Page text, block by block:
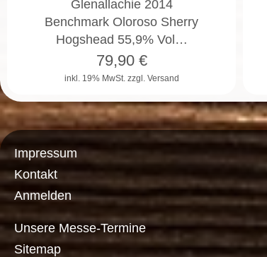
Glenallachie 2014
Benchmark Oloroso Sherry
Hogshead 55,9% Vol…
inkl. 19% MwSt. zzgl. Versand
79,90€
Impressum
Kontakt
Anmelden
Unsere Messe-Termine
Sitemap